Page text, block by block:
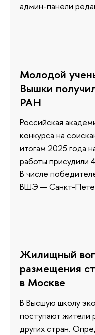
админ-панели
Молодой
Вышки
РАН
Российская
конкурса на
итогам 2025 года
работы присудили
В числе
ВШЭ — Санкт-
Жилищный
размещения
в Москве
В Высшую школу
поступают жители
других стран.